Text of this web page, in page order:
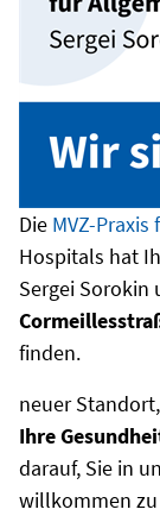
Die MVZ-
Hospitals hat
Sergei Sorokin
finden.
neuer
Ihre
darauf, Sie in
willkommen